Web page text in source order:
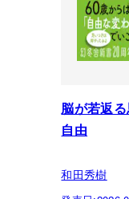
脳が若返
自由
和田秀樹